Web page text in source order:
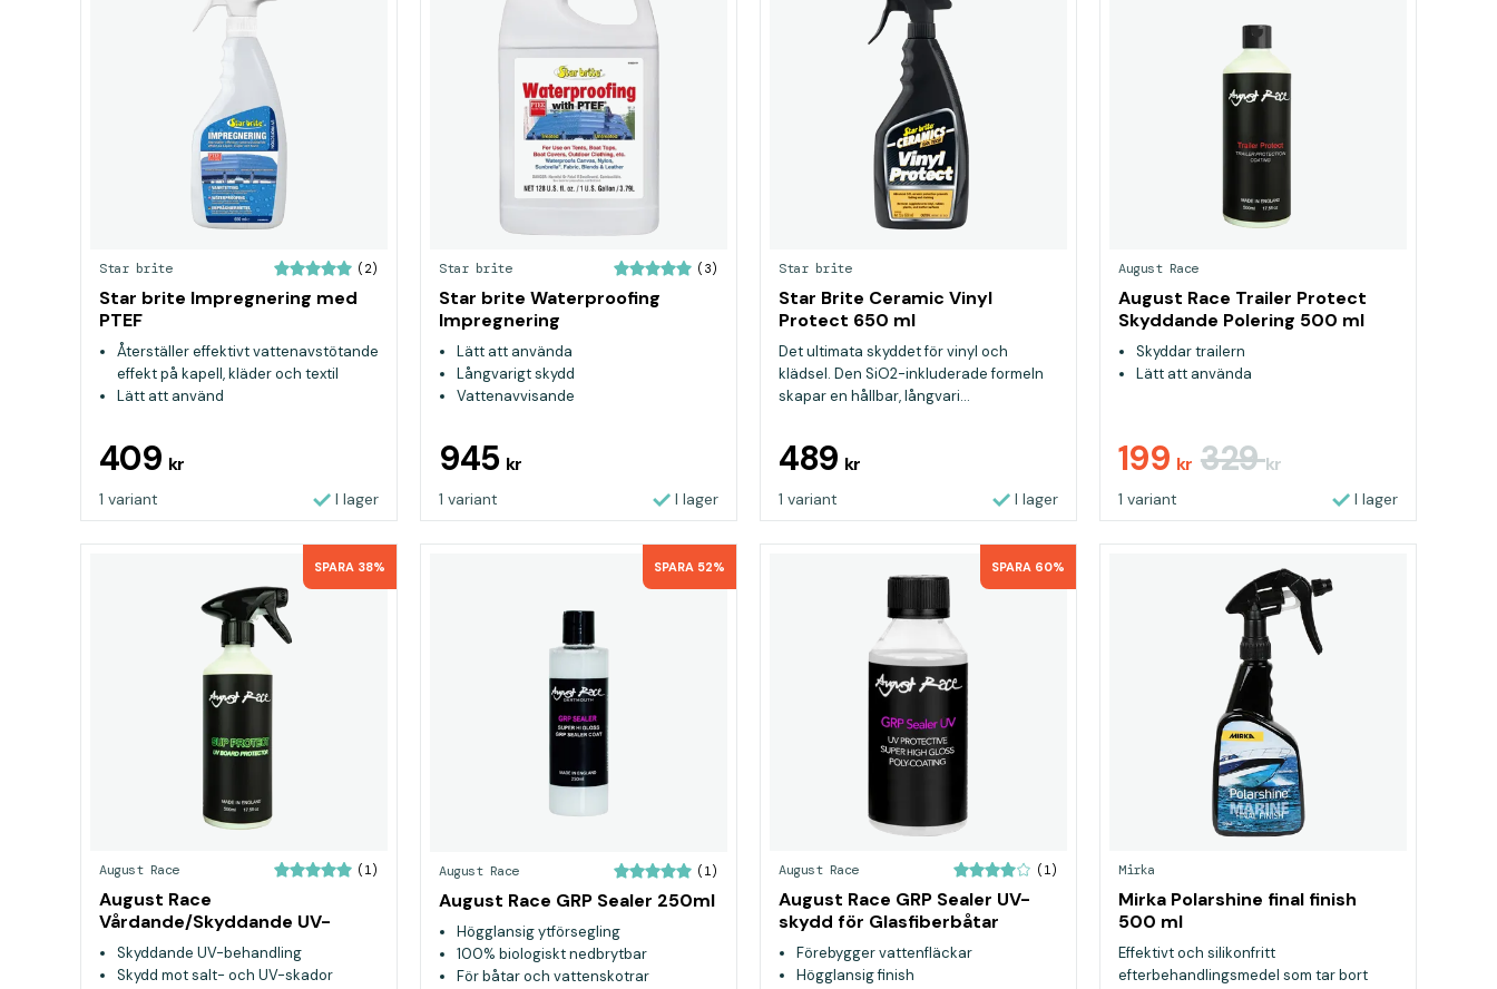
Star brite (2)
Star brite Impregnering med
PTEF
Återställer effektivt vattenavstötande
effekt på kapell, kläder och textil
Lätt att använd
409 kr
1 variant I lager
Star brite (3)
Star brite Waterproofing
Impregnering
Lätt att använda
Långvarigt skydd
Vattenavvisande
945 kr
1 variant I lager
Star brite
Star Brite Ceramic Vinyl
Protect 650 ml
Det ultimata skyddet för vinyl och
klädsel. Den SiO2-inkluderade formeln
skapar en hållbar, långvari...
489 kr
1 variant I lager
August Race
August Race Trailer Protect
Skyddande Polering 500 ml
Skyddar trailern
Lätt att använda
199 kr 329kr
1 variant I lager
SPARA 38%
August Race (1)
August Race
Vårdande/Skyddande UV-
behandling för SUP
Skyddande UV-behandling
Skydd mot salt- och UV-skador
SPARA 52%
August Race (1)
August Race GRP Sealer 250ml
Högglansig ytförsegling
100% biologiskt nedbrytbar
För båtar och vattenskotrar
SPARA 60%
August Race (1)
August Race GRP Sealer UV-
skydd för Glasfiberbåtar
Förebygger vattenfläckar
Högglansig finish
Mirka
Mirka Polarshine final finish
500 ml
Effektivt och silikonfritt
efterbehandlingsmedel som tar bort